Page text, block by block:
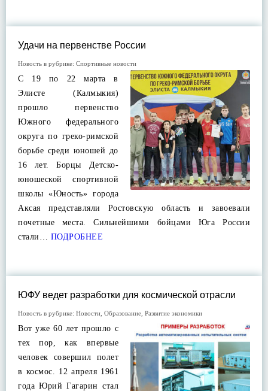
Удачи на первенстве России
Новость в рубрике: Спортивные новости
С 19 по 22 марта в
Элисте (Калмыкия)
прошло первенство
Южного федерального
округа по греко-римской
борьбе среди юношей до
16 лет. Борцы Детско-
юношеской спортивной
школы «Юность» города
Аксая представляли Ростовскую область и завоевали
почетные места. Сильнейшими бойцами Юга России
стали… ПОДРОБНЕЕ
ЮФУ ведет разработки для космической отрасли
Новость в рубрике: Новости Образование Развитие экономики
Вот уже 60 лет прошло с
тех пор, как впервые
человек совершил полет
в космос. 12 апреля 1961
года Юрий Гагарин стал